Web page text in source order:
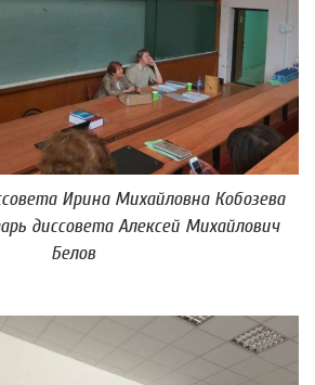
Ирина Михайловна Кобозева
диссовета Алексей Михайлович
Белов